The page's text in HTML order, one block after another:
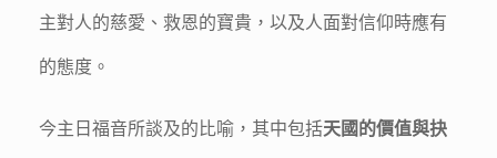
主對人的慈愛、救恩的寶貴，以及人面對信仰時應有
的態度。
今主日福音所談及的比喻，其中包括天國的價值與抉